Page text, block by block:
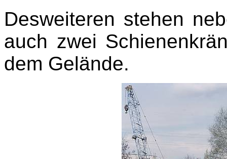
Desweiteren stehen
auch zwei
dem Gelände.